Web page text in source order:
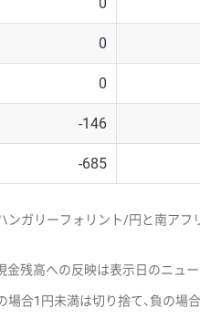
0
0
-146
-685
ンガリーフォリント/円と南ア
金残高への反映は表示日のニュ
場合1円未満は切り捨て、負の場